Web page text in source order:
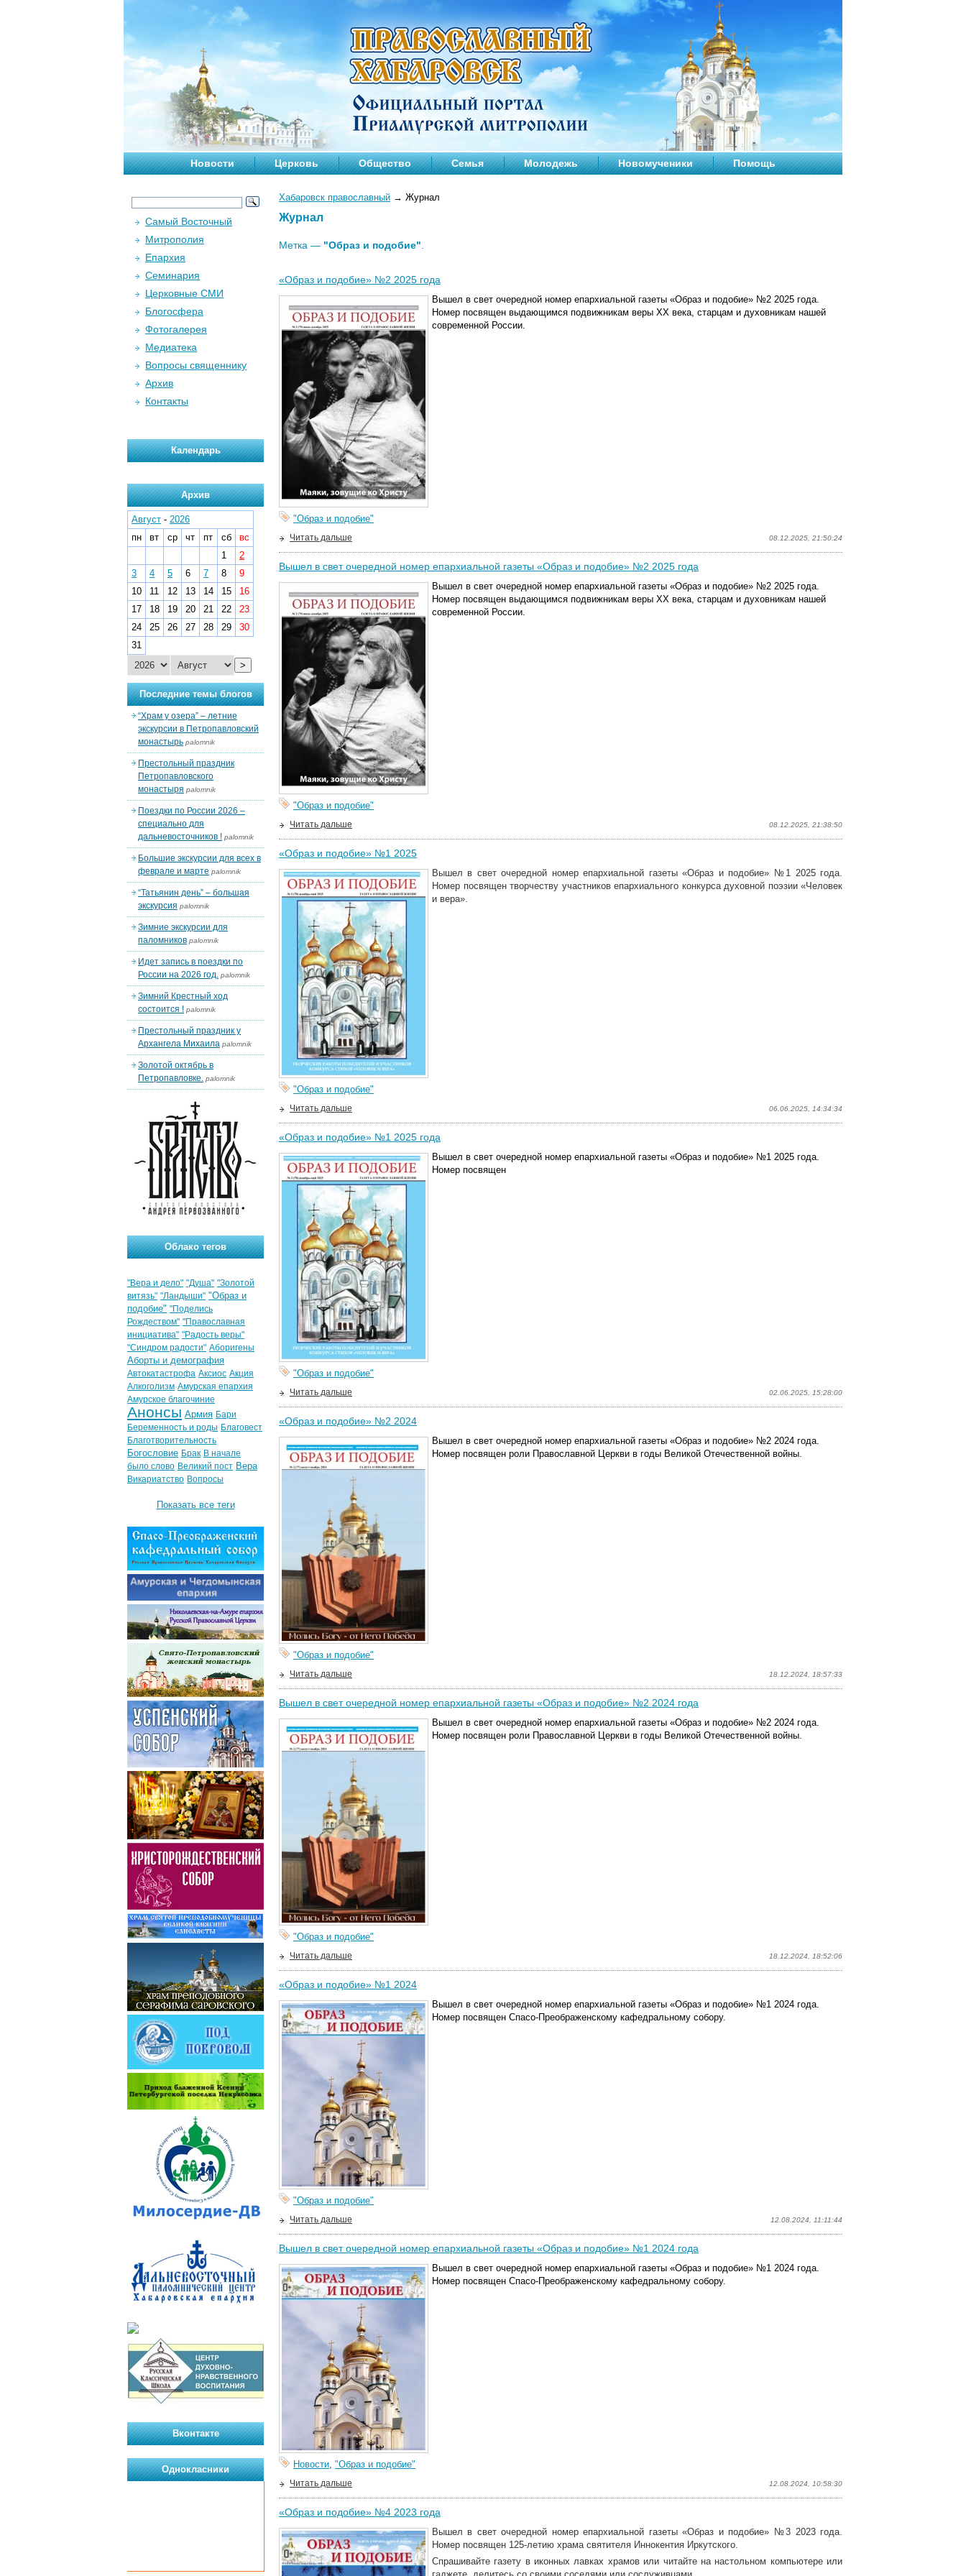
Новости Церковь Общество Семья Молодежь Новомученики Помощь
Хабаровск православный → Журнал
Журнал
Метка — "Образ и подобие"
«Образ и подобие» №2 2025 года
Вышел в свет очередной номер епархиальной газеты «Образ и подобие» №2 2025 года.
Номер посвящен выдающимся подвижникам веры XX века, старцам и духовникам нашей
современной России.
"Образ и подобие"
08.12.2025, 21:50:24
Читать дальше
Вышел в свет очередной номер епархиальной газеты «Образ и подобие» №2 2025 года
Вышел в свет очередной номер епархиальной газеты «Образ и подобие» №2 2025 года.
Номер посвящен выдающимся подвижникам веры XX века, старцам и духовникам нашей
современной России.
"Образ и подобие"
08.12.2025, 21:38:50
Читать дальше
«Образ и подобие» №1 2025
Вышел в свет очередной номер епархиальной газеты «Образ и подобие» №1 2025 года.
Номер посвящен творчеству участников епархиального конкурса духовной поэзии «Человек
и вера».
"Образ и подобие"
06.06.2025, 14:34:34
Читать дальше
«Образ и подобие» №1 2025 года
Вышел в свет очередной номер епархиальной газеты «Образ и подобие» №1 2025 года.
Номер посвящен
"Образ и подобие"
02.06.2025, 15:28:00
Читать дальше
«Образ и подобие» №2 2024
Вышел в свет очередной номер епархиальной газеты «Образ и подобие» №2 2024 года.
Номер посвящен роли Православной Церкви в годы Великой Отечественной войны.
"Образ и подобие"
18.12.2024, 18:57:33
Читать дальше
Вышел в свет очередной номер епархиальной газеты «Образ и подобие» №2 2024 года
Вышел в свет очередной номер епархиальной газеты «Образ и подобие» №2 2024 года.
Номер посвящен роли Православной Церкви в годы Великой Отечественной войны.
"Образ и подобие"
18.12.2024, 18:52:06
Читать дальше
«Образ и подобие» №1 2024
Вышел в свет очередной номер епархиальной газеты «Образ и подобие» №1 2024 года.
Номер посвящен Спасо-Преображенскому кафедральному собору.
"Образ и подобие"
12.08.2024, 11:11:44
Читать дальше
Вышел в свет очередной номер епархиальной газеты «Образ и подобие» №1 2024 года
Вышел в свет очередной номер епархиальной газеты «Образ и подобие» №1 2024 года.
Номер посвящен Спасо-Преображенскому кафедральному собору.
Новости, "Образ и подобие"
12.08.2024, 10:58:30
Читать дальше
«Образ и подобие» №4 2023 года
Вышел в свет очередной номер епархиальной газеты «Образ и подобие» №3 2023 года.
Номер посвящен 125-летию храма святителя Иннокентия Иркутского.
Спрашивайте газету в иконных лавках храмов или читайте на настольном компьютере или
Самый Восточный
Митрополия
Епархия
Семинария
Церковные СМИ
Блогосфера
Фотогалерея
Медиатека
Вопросы священнику
Архив
Контакты
Календарь
Архив
Август - 2026
пн
вт ср чт пт сб
вс
1
2
3
4 5 6 7 8
9
10
11 12 13 14 15
16
17
18 19 20 21 22
23
24
25 26 27 28 29
30
31
>
Последние темы блогов
“Храм у озера” – летние
экскурсии в Петропавловский
монастырь palomnik
Престольный праздник
Петропавловского
монастыря palomnik
Поездки по России 2026 –
специально для
дальневосточников ! palomnik
Большие экскурсии для всех в
феврале и марте palomnik
“Татьянин день” – большая
экскурсия palomnik
Зимние экскурсии для
паломников palomnik
Идет запись в поездки по
России на 2026 год. palomnik
Зимний Крестный ход
состоится ! palomnik
Престольный праздник у
Архангела Михаила palomnik
Золотой октябрь в
Петропавловке. palomnik
Облако тегов
"Вера и дело" "Душа" "Золотой
витязь" "Ландыши" "Образ и
подобие" "Поделись
Рождеством" "Православная
инициатива" "Радость веры"
"Синдром радости" Аборигены
Аборты и демография
Автокатастрофа Аксиос Акция
Алкоголизм Амурская епархия
Амурское благочиние
Анонсы Армия Бари
Беременность и роды Благовест
Благотворительность
Богословие Брак В начале
было слово Великий пост Вера
Викариатство Вопросы
Показать все теги
Вконтакте
Однокласники